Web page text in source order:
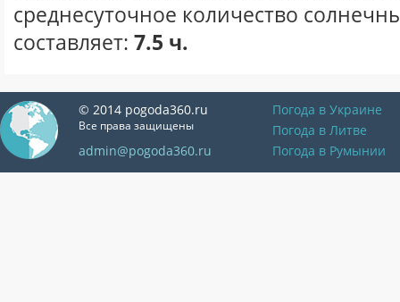
среднесуточное количество
составляет: 7.5 ч.
© 2014 pogoda360.ru
Все права защищены
admin@pogoda360.ru
Погода в Украине
Погода в Литве
Погода в Румынии